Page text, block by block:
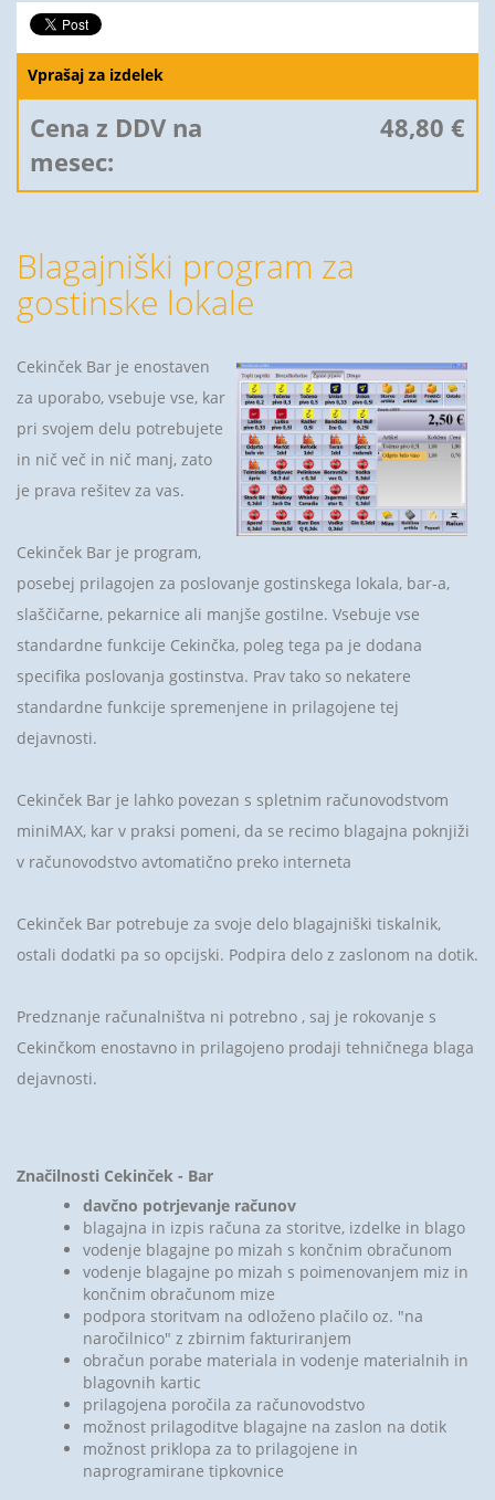
Vprašaj za izdelek
Cena z DDV na
mesec:
48,80 €
Blagajniški program za
gostinske lokale
Cekinček Bar je enostaven
za uporabo, vsebuje vse, kar
pri svojem delu potrebujete
in nič več in nič manj, zato
je prava rešitev za vas.
Cekinček Bar je program,
posebej prilagojen za poslovanje gostinskega lokala, bar-a,
slaščičarne, pekarnice ali manjše gostilne. Vsebuje vse
standardne funkcije Cekinčka, poleg tega pa je dodana
specifika poslovanja gostinstva. Prav tako so nekatere
standardne funkcije spremenjene in prilagojene tej
dejavnosti.
Cekinček Bar je lahko povezan s spletnim računovodstvom
miniMAX, kar v praksi pomeni, da se recimo blagajna poknjiži
v računovodstvo avtomatično preko interneta
Cekinček Bar potrebuje za svoje delo blagajniški tiskalnik,
ostali dodatki pa so opcijski. Podpira delo z zaslonom na dotik.
Predznanje računalništva ni potrebno , saj je rokovanje s
Cekinčkom enostavno in prilagojeno prodaji tehničnega blaga
dejavnosti.
Značilnosti Cekinček - Bar
davčno potrjevanje računov
blagajna in izpis računa za storitve, izdelke in blago
vodenje blagajne po mizah s končnim obračunom
vodenje blagajne po mizah s poimenovanjem miz in
končnim obračunom mize
podpora storitvam na odloženo plačilo oz. "na
naročilnico" z zbirnim fakturiranjem
obračun porabe materiala in vodenje materialnih in
blagovnih kartic
prilagojena poročila za računovodstvo
možnost prilagoditve blagajne na zaslon na dotik
možnost priklopa za to prilagojene in
naprogramirane tipkovnice